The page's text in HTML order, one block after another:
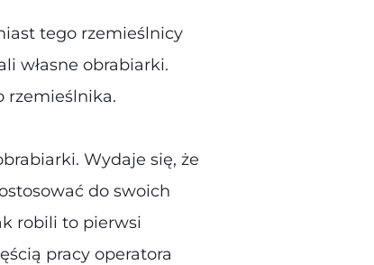
tego rzemieślnicy
własne obrabiarki.
rzemieślnika.
Wydaje się, że
do swoich
robili to pierwsi
pracy operatora